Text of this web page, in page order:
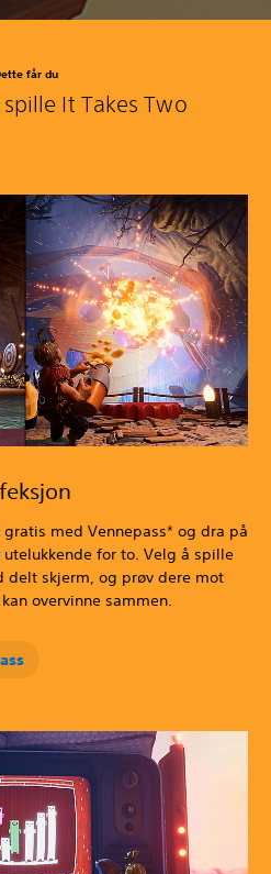
får du
It Takes Two
med Vennepass* og dra på
for to. Velg å spille
delt skjerm, og prøv dere mot
overvinne sammen.